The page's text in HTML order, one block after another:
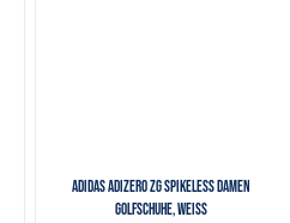
Adidas Adizero ZG Spikeless Damen
Golfschuhe, weiss